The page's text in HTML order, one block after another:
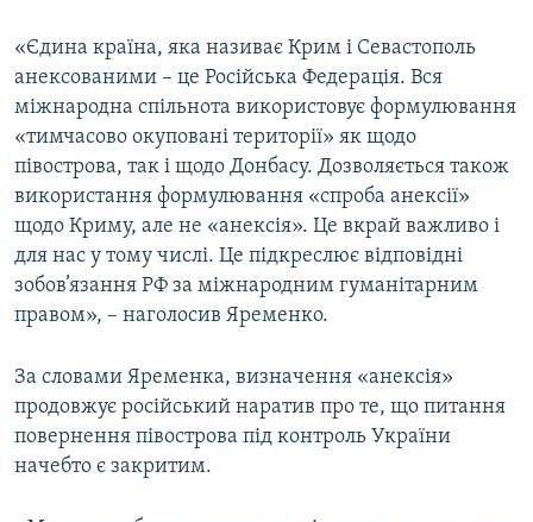
«Єдина країна, яка називає Крим і Севастополь
анексованими – це Російська Федерація. Вся
міжнародна спільнота використовує формулювання
«тимчасово окуповані території» як щодо
півострова, так і щодо Донбасу. Дозволяється також
використання формулювання «спроба анексії»
щодо Криму, але не «анексія». Це вкрай важливо і
для нас у тому числі. Це підкреслює відповідні
зобов’язання РФ за міжнародним гуманітарним
правом», – наголосив Яременко.
За словами Яременка, визначення «анексія»
продовжує російський наратив про те, що питання
повернення півострова під контроль України
начебто є закритим.